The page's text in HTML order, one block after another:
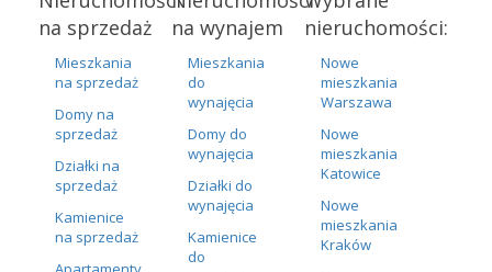
na sprzedaż
Mieszkania
na sprzedaż
Domy na
sprzedaż
Działki na
sprzedaż
Kamienice
na sprzedaż
na wynajem
Mieszkania
do
wynajęcia
Domy do
wynajęcia
Działki do
wynajęcia
Kamienice
do
nieruchomości:
Nowe
mieszkania
Warszawa
Nowe
mieszkania
Katowice
Nowe
mieszkania
Kraków